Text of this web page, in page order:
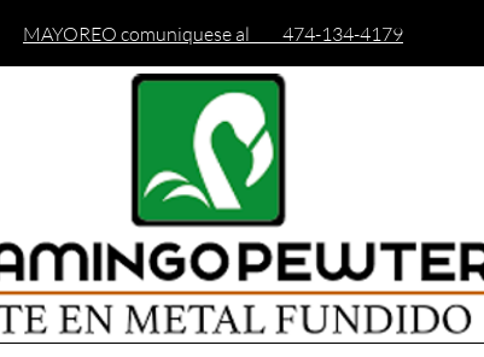
MAYOREO comuniquese al 474-134-4179